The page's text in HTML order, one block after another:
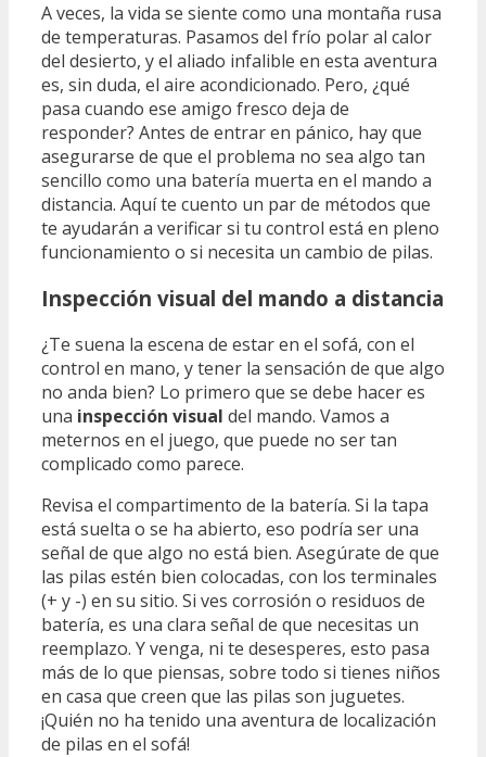
A veces, la vida se siente como una montaña rusa
de temperaturas. Pasamos del frío polar al calor
del desierto, y el aliado infalible en esta aventura
es, sin duda, el aire acondicionado. Pero, ¿qué
pasa cuando ese amigo fresco deja de
responder? Antes de entrar en pánico, hay que
asegurarse de que el problema no sea algo tan
sencillo como una batería muerta en el mando a
distancia. Aquí te cuento un par de métodos que
te ayudarán a verificar si tu control está en pleno
funcionamiento o si necesita un cambio de pilas.
Inspección visual del mando a distancia
¿Te suena la escena de estar en el sofá, con el
control en mano, y tener la sensación de que algo
no anda bien? Lo primero que se debe hacer es
una inspección visual del mando. Vamos a
meternos en el juego, que puede no ser tan
complicado como parece.
Revisa el compartimento de la batería. Si la tapa
está suelta o se ha abierto, eso podría ser una
señal de que algo no está bien. Asegúrate de que
las pilas estén bien colocadas, con los terminales
(+ y -) en su sitio. Si ves corrosión o residuos de
batería, es una clara señal de que necesitas un
reemplazo. Y venga, ni te desesperes, esto pasa
más de lo que piensas, sobre todo si tienes niños
en casa que creen que las pilas son juguetes.
¡Quién no ha tenido una aventura de localización
de pilas en el sofá!